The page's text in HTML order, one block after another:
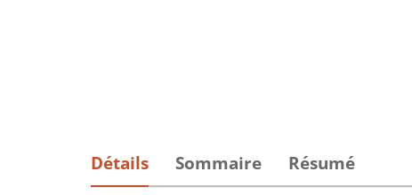
Détails Sommaire Résumé